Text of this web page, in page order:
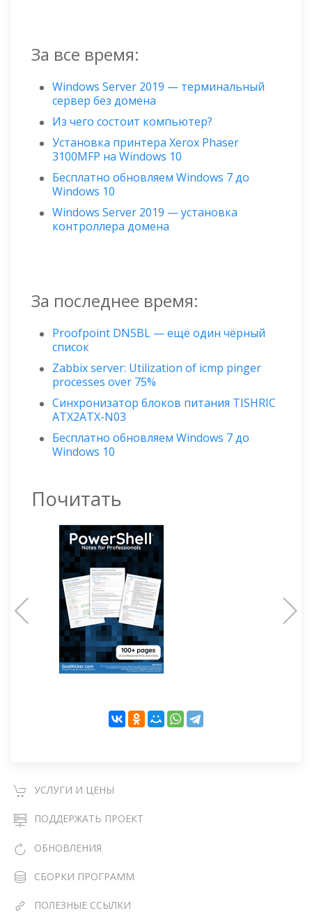
За все время:
Windows Server 2019 — терминальный
сервер без домена
Из чего состоит компьютер?
Установка принтера Xerox Phaser
3100MFP на Windows 10
Бесплатно обновляем Windows 7 до
Windows 10
Windows Server 2019 — установка
контроллера домена
За последнее время:
Proofpoint DNSBL — ещё один чёрный
список
Zabbix server: Utilization of icmp pinger
processes over 75%
Синхронизатор блоков питания TISHRIC
ATX2ATX-N03
Бесплатно обновляем Windows 7 до
Windows 10
Почитать
УСЛУГИ И ЦЕНЫ
ПОДДЕРЖАТЬ ПРОЕКТ
ОБНОВЛЕНИЯ
СБОРКИ ПРОГРАММ
ПОЛЕЗНЫЕ ССЫЛКИ